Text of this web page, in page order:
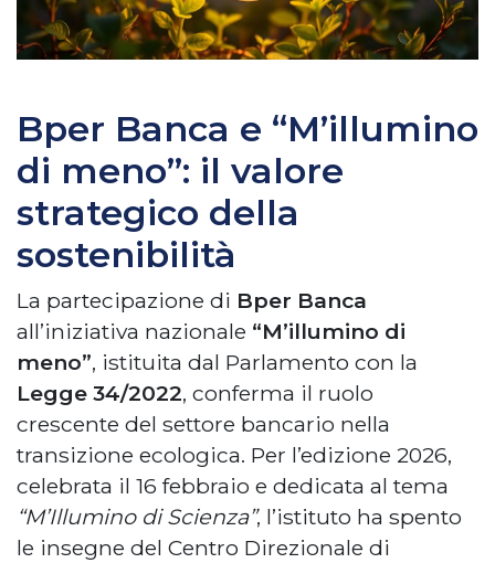
Bper Banca e “M’illumino
di meno”: il valore
strategico della
sostenibilità
La partecipazione di Bper Banca
all’iniziativa nazionale “M’illumino di
meno”, istituita dal Parlamento con la
Legge 34/2022, conferma il ruolo
crescente del settore bancario nella
transizione ecologica. Per l’edizione 2026,
celebrata il 16 febbraio e dedicata al tema
“M’Illumino di Scienza”, l’istituto ha spento
le insegne del Centro Direzionale di